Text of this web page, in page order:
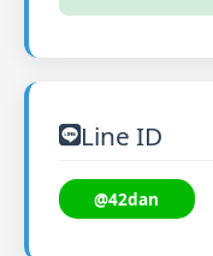
Line ID
@42dan